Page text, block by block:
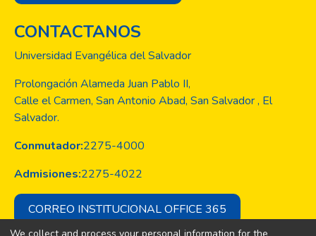
CONTACTANOS
Universidad Evangélica del Salvador
Prolongación Alameda Juan Pablo II,
Calle el Carmen, San Antonio Abad, San Salvador , El
Salvador.
Conmutador:2275-4000
Admisiones:2275-4022
CORREO INSTITUCIONAL OFFICE 365